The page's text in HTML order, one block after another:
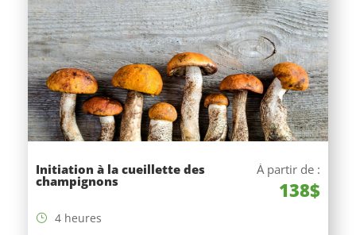
Initiation à la cueillette des
champignons
À partir de :
138$
4 heures